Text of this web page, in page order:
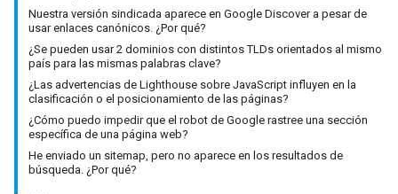
Nuestra versión sindicada aparece en Google Discover a pesar de
usar enlaces canónicos. ¿Por qué?
¿Se pueden usar 2 dominios con distintos TLDs orientados al mismo
país para las mismas palabras clave?
¿Las advertencias de Lighthouse sobre JavaScript influyen en la
clasificación o el posicionamiento de las páginas?
¿Cómo puedo impedir que el robot de Google rastree una sección
específica de una página web?
He enviado un sitemap, pero no aparece en los resultados de
búsqueda. ¿Por qué?